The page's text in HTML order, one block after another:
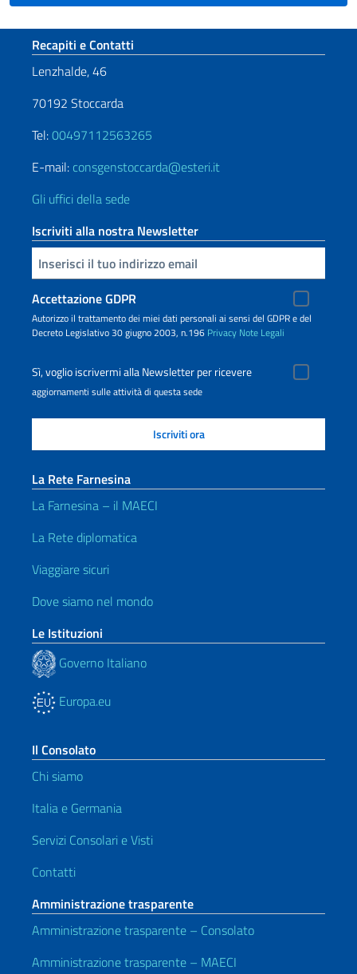
Sezione footer
Recapiti e Contatti
Lenzhalde, 46
70192 Stoccarda
Tel:00497112563265
E-mail: consgenstoccarda@esteri.it
Gli uffici della sede
Iscriviti alla nostra Newsletter
Inserisci la tua email
Accettazione GDPR
Autorizzo il trattamento dei miei dati personali ai sensi del GDPR e del
Decreto Legislativo 30 giugno 2003, n.196 Privacy Note Legali
Sì, voglio iscrivermi alla Newsletter per ricevere
aggiornamenti sulle attività di questa sede
La Rete Farnesina
La Farnesina – il MAECI
La Rete diplomatica
Viaggiare sicuri
Dove siamo nel mondo
Le Istituzioni
Governo Italiano
Europa.eu
Il Consolato
Chi siamo
Italia e Germania
Servizi Consolari e Visti
Contatti
Amministrazione trasparente
Amministrazione trasparente – Consolato
Amministrazione trasparente – MAECI